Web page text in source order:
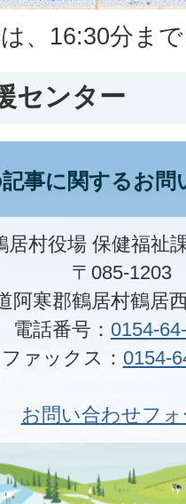
、16:30分まで
センター
事に関するお問
居村役場 保健福祉
〒085-1203
阿寒郡鶴居村鶴居
電話番号： 0154-
ファックス： 0154-
お問い合わせフ